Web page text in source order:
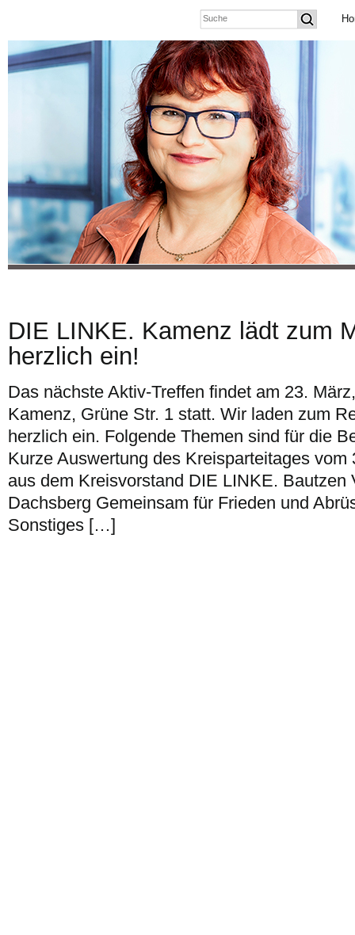
DIE LINKE. Kamenz lädt zum
herzlich ein!
Das nächste Aktiv-Treffen findet am 23.
Kamenz, Grüne Str. 1 statt. Wir laden zum
herzlich ein. Folgende Themen sind für die
Kurze Auswertung des Kreisparteitages vom
aus dem Kreisvorstand DIE LINKE. Bautzen
Dachsberg Gemeinsam für Frieden und
Sonstiges […]